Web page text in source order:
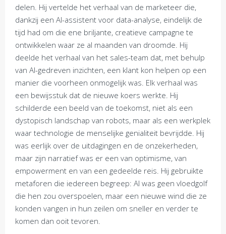
delen. Hij vertelde het verhaal van de marketeer die,
dankzij een AI-assistent voor data-analyse, eindelijk de
tijd had om die ene briljante, creatieve campagne te
ontwikkelen waar ze al maanden van droomde. Hij
deelde het verhaal van het sales-team dat, met behulp
van AI-gedreven inzichten, een klant kon helpen op een
manier die voorheen onmogelijk was. Elk verhaal was
een bewijsstuk dat de nieuwe koers werkte. Hij
schilderde een beeld van de toekomst, niet als een
dystopisch landschap van robots, maar als een werkplek
waar technologie de menselijke genialiteit bevrijdde. Hij
was eerlijk over de uitdagingen en de onzekerheden,
maar zijn narratief was er een van optimisme, van
empowerment en van een gedeelde reis. Hij gebruikte
metaforen die iedereen begreep: AI was geen vloedgolf
die hen zou overspoelen, maar een nieuwe wind die ze
konden vangen in hun zeilen om sneller en verder te
komen dan ooit tevoren.